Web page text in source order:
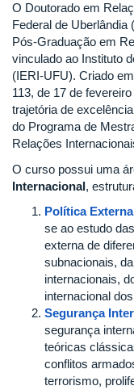
O Doutorado em
Federal de Uberlândia
Pós-Graduação em
vinculado ao Instituto
(IERI-UFU). Criado
113, de 17 de
trajetória de
do Programa de
Relações
O curso possui uma
Internacional,
Política
se ao estudo
externa de
subnacionais,
internacionais,
internacional
Segurança
segurança
teóricas
conflitos
terrorismo,